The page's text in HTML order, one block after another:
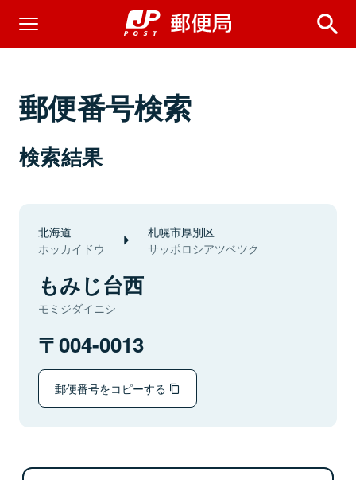
郵便番号検索
検索結果
北海道
ホッカイドウ
札幌市厚別区
サッポロシアツベツク
もみじ台西
モミジダイニシ
004-0013
郵便番号をコピーする